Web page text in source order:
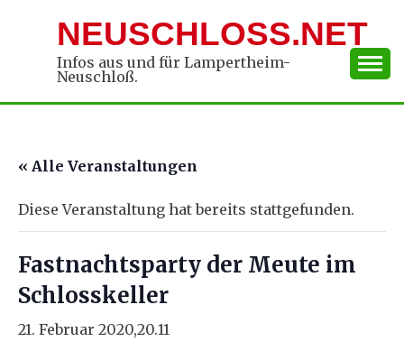
NEUSCHLOSS.NET
Infos aus und für Lampertheim-
Neuschloß.
« Alle Veranstaltungen
Diese Veranstaltung hat bereits stattgefunden.
Fastnachtsparty der Meute im
Schlosskeller
21. Februar 2020,20.11